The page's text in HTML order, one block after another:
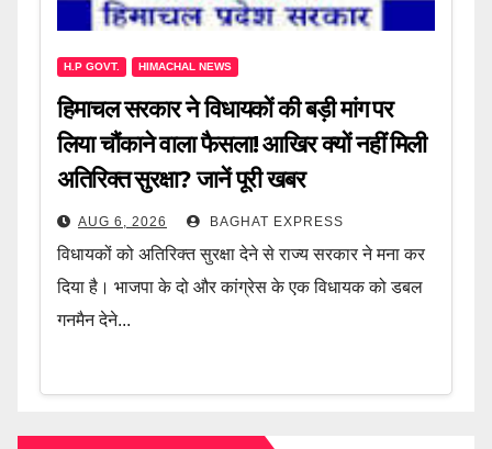
H.P GOVT. HIMACHAL NEWS
हिमाचल सरकार ने विधायकों की बड़ी मांग पर
लिया चौंकाने वाला फैसला! आखिर क्यों नहीं मिली
अतिरिक्त सुरक्षा? जानें पूरी खबर
AUG 6, 2026 BAGHAT EXPRESS
विधायकों को अतिरिक्त सुरक्षा देने से राज्य सरकार ने मना कर
दिया है। भाजपा के दो और कांग्रेस के एक विधायक को डबल
गनमैन देने...